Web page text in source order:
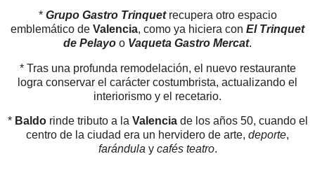
* Grupo Gastro Trinquetrecupera otro espacio
emblemático de Valencia, como ya hiciera con El Trinquet
de Pelayo o Vaqueta Gastro Mercat.
* Tras una profunda remodelación, el nuevo restaurante
logra conservar el carácter costumbrista, actualizando el
interiorismo y el recetario.
* Baldorinde tributo a la Valenciade los años 50, cuando el
centro de la ciudad era un hervidero de arte, deporte,
farándulay cafés teatro.